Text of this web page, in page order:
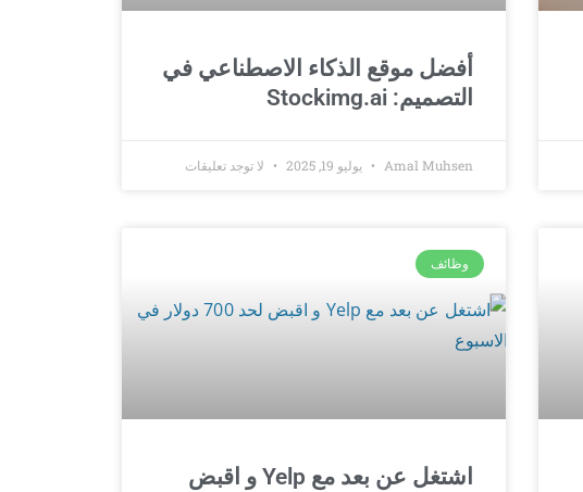
أفضل موقع الذكاء الاصطناعي في
التصميم: Stockimg.ai
Amal Muhsen يوليو 19, 2025 لا توجد تعليقات
وظائف
اشتغل عن بعد مع Yelp و اقبض